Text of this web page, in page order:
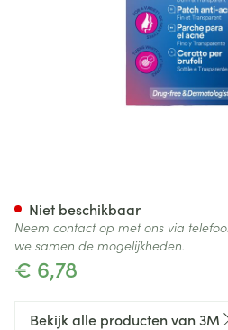
€ 6,78
Niet beschikbaar
Neem contact op met ons via
we samen de mogelijkheden.
Bekijk alle producten van 3M